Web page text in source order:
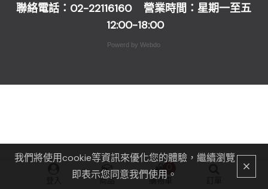
聯絡電話： 02-22116160營業時間：星期一至五
12:00-18:00
Powerd by Webdo
商品 購物車
我們將使用cookie等資訊來優化您的體驗，繼續瀏覽
即表示您同意我們使用。